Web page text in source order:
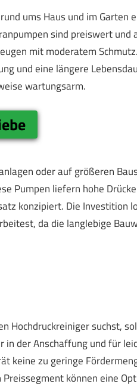
ums Haus und im Garten
sind preiswert und
mit moderatem Schmutz.
und eine längere
wartungsarm.
oder auf größeren
Pumpen liefern hohe
konzipiert. Die Investition
da die langlebige
Hochdruckreiniger suchst,
in der Anschaffung und für
keine zu geringe
können eine